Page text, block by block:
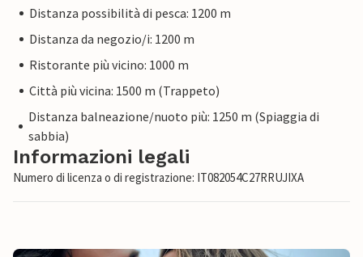
Distanza possibilità di pesca: 1200 m
Distanza da negozio/i: 1200 m
Ristorante più vicino: 1000 m
Città più vicina: 1500 m (Trappeto)
Distanza balneazione/nuoto più: 1250 m (Spiaggia di
sabbia)
Informazioni legali
Numero di licenza o di registrazione: IT082054C27RRUJIXA